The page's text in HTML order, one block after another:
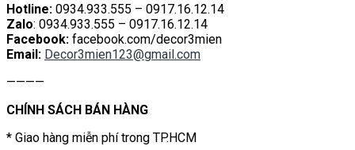
Hotline: 0934.933.555 – 0917.16.12.14
Zalo: 0934.933.555 – 0917.16.12.14
Facebook: facebook.com/decor3mien
Email: Decor3mien123@gmail.com
————
CHÍNH SÁCH BÁN HÀNG
* Giao hàng miễn phí trong TP.HCM